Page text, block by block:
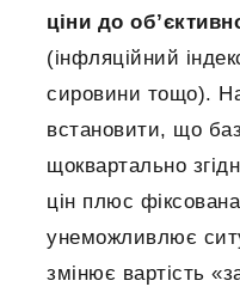
ціни до
(інфляційний
сировини тощо).
встановити, що
щоквартально
цін плюс
унеможливлює
змінює вартість